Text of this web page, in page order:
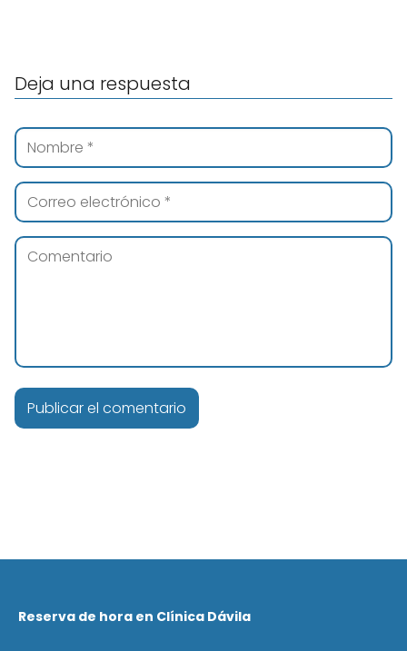
Deja una respuesta
Reserva de hora en Clínica Dávila